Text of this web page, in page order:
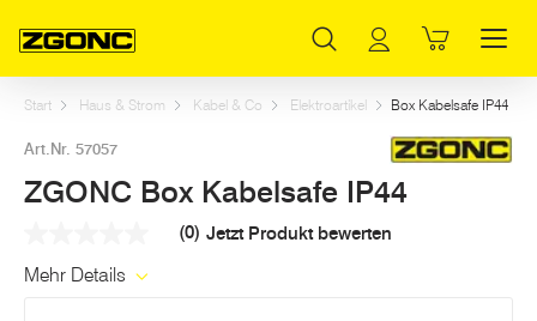
Start Haus & Strom Kabel & Co Elektroartikel Box Kabelsafe IP44
Art.Nr. 57057
ZGONC Box Kabelsafe IP44
Link
(0) Jetzt Produkt bewerten
Mehr Details